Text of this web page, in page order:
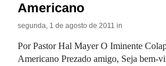
Americano
segunda, 1 de agosto de 2011 in
Por Pastor Hal Mayer O Iminente
Americano Prezado amigo, Seja bem-